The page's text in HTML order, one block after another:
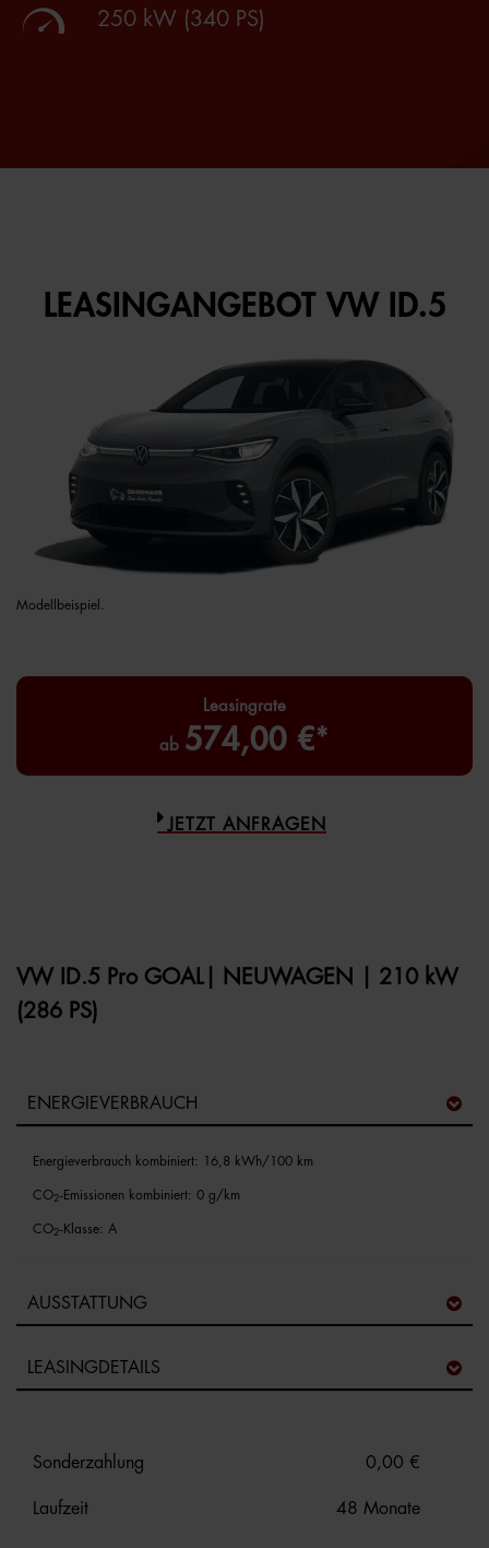
250 kW (340 PS)
LEASINGANGEBOT VW ID.5
Modellbeispiel.
Leasingrate
ab 574,00 €*
JETZT ANFRAGEN
VW ID.5 Pro GOAL| NEUWAGEN | 210 kW
(286 PS)
ENERGIEVERBRAUCH
Energieverbrauch kombiniert: 16,8 kWh/100 km
CO2-Emissionen kombiniert: 0 g/km
CO2-Klasse: A
AUSSTATTUNG
LEASINGDETAILS
Sonderzahlung 0,00 €
Laufzeit 48 Monate